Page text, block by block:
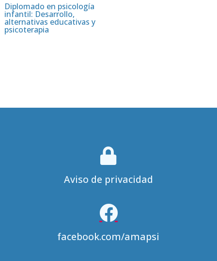
Diplomado en psicología
infantil: Desarrollo,
alternativas educativas y
psicoterapia

Aviso de privacidad

facebook.com/amapsi